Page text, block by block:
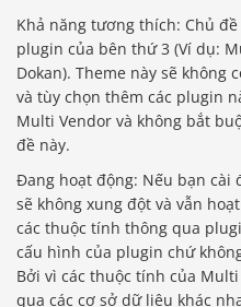
Khả năng tương thích: Chủ
plugin của bên thứ 3 (Ví dụ:
Dokan). Theme này sẽ không
và tùy chọn thêm các plugin
Multi Vendor và không bắt
đề này.
Đang hoạt động: Nếu bạn
sẽ không xung đột và vẫn
các thuộc tính thông qua
cấu hình của plugin chứ
Bởi vì các thuộc tính của
qua các cơ sở dữ liệu khác